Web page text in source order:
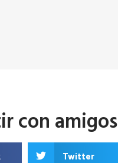
con amigos
Twitter